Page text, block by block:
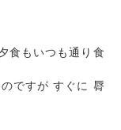
食もいつも通り食
ですが すぐに 脣